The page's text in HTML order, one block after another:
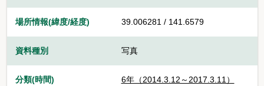
場所情報(緯度/経度) 39.006281 / 141.6579
資料種別 写真
分類(時間) 6年（2014.3.12～2017.3.11）